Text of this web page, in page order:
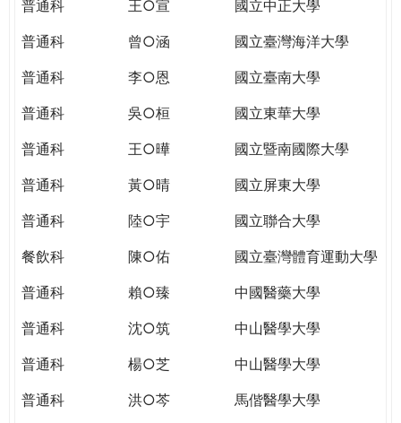
TODAY
WORLD
TOMORROW
YOU
THE
PATH
GLOBAL
普通科
王○宣
國立中正大學
普通科
曾○涵
國立臺灣海洋大學
普通科
李○恩
國立臺南大學
普通科
吳○桓
國立東華大學
普通科
王○曄
國立暨南國際大學
普通科
黃○晴
國立屏東大學
普通科
陸○宇
國立聯合大學
餐飲科
陳○佑
國立臺灣體育運動大學
普通科
賴○臻
中國醫藥大學
普通科
沈○筑
中山醫學大學
普通科
楊○芝
中山醫學大學
普通科
洪○芩
馬偕醫學大學